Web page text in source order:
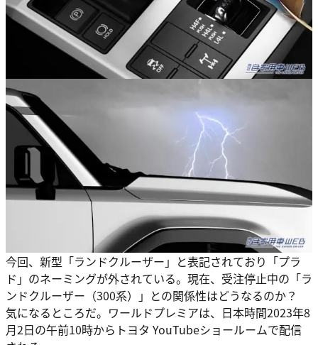
今回、新型「ランドクルーザー」と表記されており「プラ
ド」のネーミングが外されている。現在、受注停止中の「ラ
ンドクルーザー（300系）」との関係性はどうなるのか？
気になるところだ。ワールドプレミアは、日本時間2023年8
月2日の午前10時からトヨタ YouTubeショールームで配信